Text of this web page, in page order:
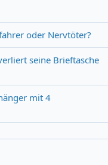
oder Nervtöter?
seine Brieftasche
mit 4